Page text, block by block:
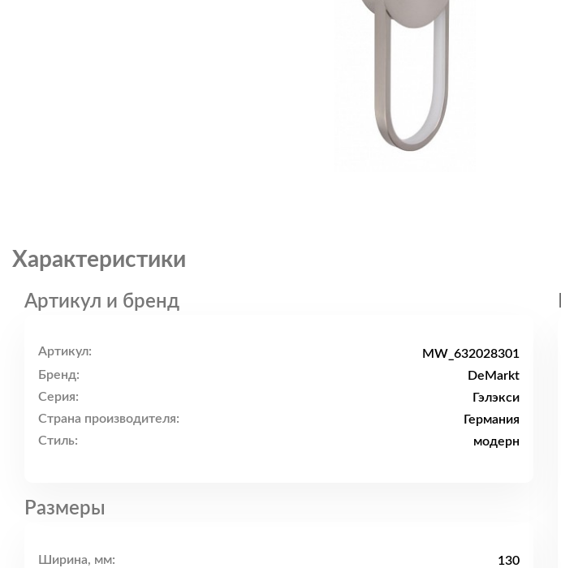
Характеристики
Артикул и бренд
Артикул:
MW_632028301
Бренд:
DeMarkt
Серия:
Гэлэкси
Страна производителя:
Германия
Стиль:
модерн
Размеры
Ширина, мм:
130